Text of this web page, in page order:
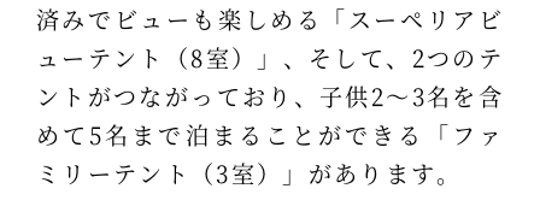
済みでビューも楽しめる「スーペリアビ
ューテント（8室）」、そして、2つのテ
ントがつながっており、子供2～3名を含
めて5名まで泊まることができる「ファ
ミリーテント（3室）」があります。